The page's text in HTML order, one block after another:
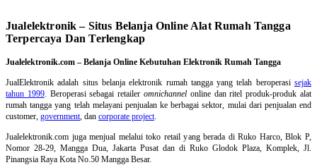
Jualelektronik – Situs Belanja Online Alat Rumah Tangga
Terpercaya Dan Terlengkap
Jualelektronik.com – Belanja Online Kebutuhan Elektronik Rumah Tangga
JualElektronik adalah situs belanja elektronik rumah tanggayang telah beroperasisejak
tahun 1999. Beroperasi sebagai retaileromnichannel online dan ritel produk-produk alat
rumah tangga yang telah melayani penjualan ke berbagai sektor, mulai dari penjualan end
customer, government, dan corporate project.
Jualelektronik.com juga menjual melalui toko retail yang berada di Ruko Harco, Blok P,
Nomor 28-29, Mangga Dua, Jakarta Pusat dan di Ruko Glodok Plaza, Komplek, Jl.
Pinangsia Raya Kota No.50 Mangga Besar.